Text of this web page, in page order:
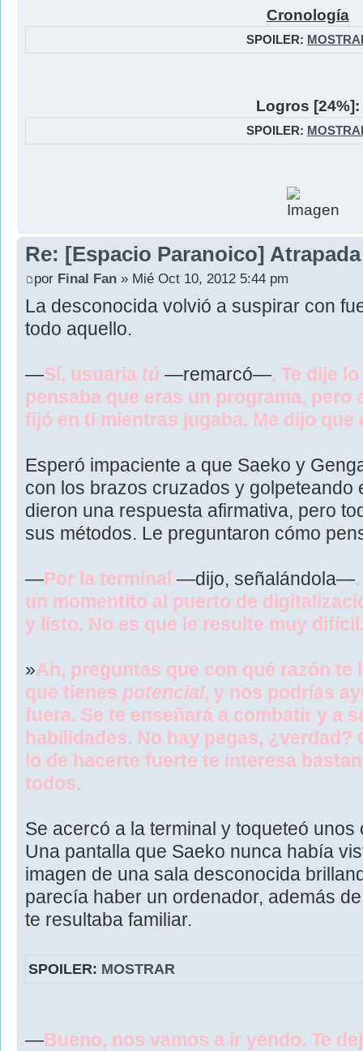
Cronología
SPOILER:
Logros [24%]:
SPOILER:
Re: [Espacio Paranoico] Atrapada
por Final Fan » Mié Oct 10, 2012 5:44 pm
La desconocida volvió a suspirar con
todo aquello.
—Sí, usuaria tú —remarcó—. Te dije
pensaba que eras un programa, pero
fijó en ti mientras jugaba. Me dijo que
Esperó impaciente a que Saeko y
con los brazos cruzados y golpeteando
dieron una respuesta afirmativa, pero
sus métodos. Le preguntaron cómo
—Por la terminal —dijo, señalándola—
un momentito al puerto de
y listo. No es que le resulte muy
»Ah, preguntas que con qué razón te
que tienes potencial, y nos podrías
fuera. Se te enseñará a combatir y a
habilidades. No hay pegas, ¿verdad?
lo de hacerte fuerte te interesa
todos.
Se acercó a la terminal y toqueteó
Una pantalla que Saeko nunca había
imagen de una sala desconocida
parecía haber un ordenador, además
te resultaba familiar.
SPOILER: MOSTRAR
—Bueno, nos vamos a ir yendo. Te